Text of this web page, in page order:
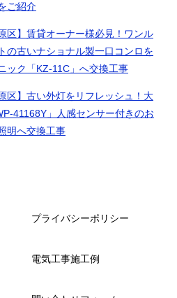
ご紹介
区】賃貸オーナー様必見！ワンル
の古いナショナル製一口コンロを
ック「KZ-11C」へ交換工事
区】古い外灯をリフレッシュ！大
41168Y」人感センサー付きのお
明へ交換工事
プライバシーポリシー
電気工事施工例